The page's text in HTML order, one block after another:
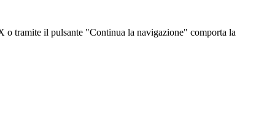
o tramite il pulsante "Continua la navigazione" comporta la